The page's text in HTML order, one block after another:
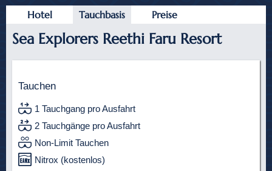
Hotel Tauchbasis Preise
Tauchen
1 Tauchgang pro Ausfahrt
2 Tauchgänge pro Ausfahrt
Non-Limit Tauchen
Nitrox (kostenlos)
Sea Explorers Reethi Faru Resort